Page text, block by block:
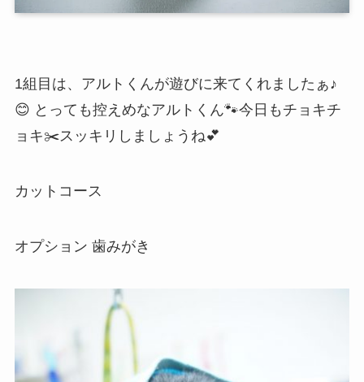
1組目は、アルトくんが遊びに来てくれましたぁ♪
😊 とっても控えめなアルトくん🐾今日もチョキチ
ョキ✂️スッキリしましょうね💕
カットコース
オプション 歯みがき